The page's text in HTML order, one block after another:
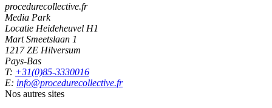
procedurecollective.fr
Media Park
Locatie Heideheuvel H1
Mart Smeetslaan 1
1217 ZE Hilversum
Pays-Bas
T: +31(0)85-3330016
E: info@procedurecollective.fr
Nos autres sites